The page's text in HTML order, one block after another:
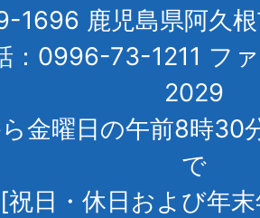
1696 鹿児島県阿久
：0996-73-1211 フ
2029
金曜日の午前8時30
で
[祝日・休日および年